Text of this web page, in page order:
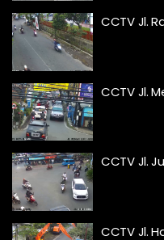
CCTV Jl.
CCTV Jl.
CCTV Jl.
CCTV Jl.